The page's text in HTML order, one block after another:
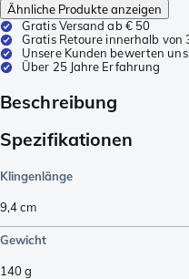
Ähnliche Produkte anzeigen
Gratis Versand ab € 50
Gratis Retoure innerhalb von
Unsere Kunden bewerten
Über 25 Jahre Erfahrung
Beschreibung
Spezifikationen
Klingenlänge
9,4cm
Gewicht
140g